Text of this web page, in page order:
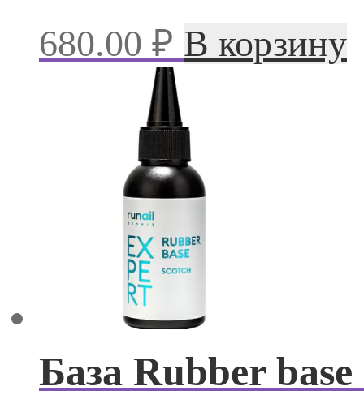
680.00 ₽ В корзину
База Rubber